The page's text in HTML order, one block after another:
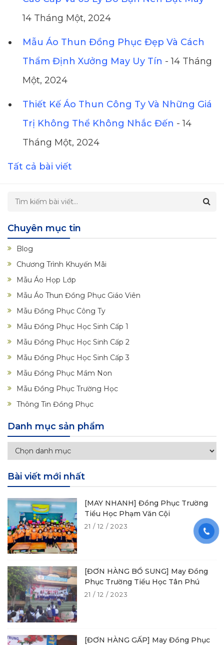
14 Tháng Một, 2024
Mẫu Áo Thun Đồng Phục Đẹp Và Cách
Thẩm Định Xưởng May Uy Tín - 14 Tháng
Một, 2024
Thiết Kế Áo Thun Công Ty Và Những Giá
Trị Không Thể Không Nhắc Đến - 14
Tháng Một, 2024
Tất cả bài viết
Chuyên mục tin
Blog
Chương Trình Khuyến Mãi
Mẫu Áo Họp Lớp
Mẫu Áo Thun Đồng Phục Giáo Viên
Mẫu Đồng Phục Công Ty
Mẫu Đồng Phục Học Sinh Cấp 1
Mẫu Đồng Phục Học Sinh Cấp 2
Mẫu Đồng Phục Học Sinh Cấp 3
Mẫu Đồng Phục Mầm Non
Mẫu Đồng Phục Trường Học
Thông Tin Đồng Phục
Danh mục sản phẩm
Bài viết mới nhất
[MAY NHANH] Đồng Phục Trường
Tiểu Học Phạm Văn Cội
21 / 12 / 2023
[ĐƠN HÀNG BỔ SUNG] May Đồng
Phục Trường Tiểu Học Tân Phú
21 / 12 / 2023
[ĐƠN HÀNG GẤP] May Đồng Phục